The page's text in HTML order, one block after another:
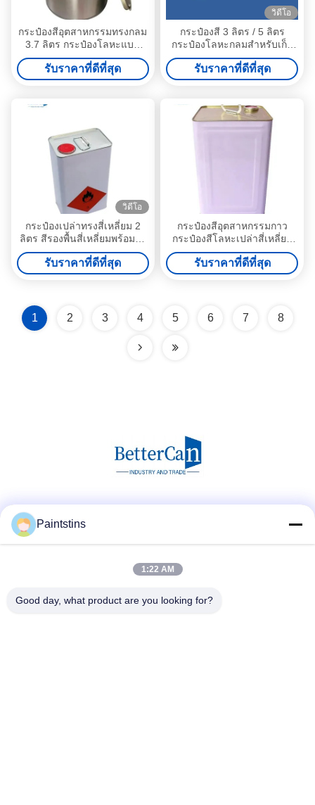
กระป๋องสีอุตสาหกรรมทรงกลม
3.7 ลิตร กระป๋องโลหะแบบ
กำหนดเองพร้อมฝาแบบก้าน
โยก
รับราคาที่ดีที่สุด
วิดีโอ
กระป๋องสี 3 ลิตร / 5 ลิตร
กระป๋องโลหะกลมสำหรับเก็บ
เคลือบสารเคมี
รับราคาที่ดีที่สุด
วิดีโอ
กระป๋องเปล่าทรงสี่เหลี่ยม 2
ลิตร สีรองพื้นสี่เหลี่ยมพร้อมฝา
บีบวัสดุแผ่นดีบุก
รับราคาที่ดีที่สุด
กระป๋องสีอุตสาหกรรมกาว
กระป๋องสีโลหะเปล่าสี่เหลี่ยม
10 ลิตร
รับราคาที่ดีที่สุด
1 2 3 4 5 6 7 8
ติดต่อเร็ว
โทร
Paintstins
1:22 AM
Good day, what product are you looking for?